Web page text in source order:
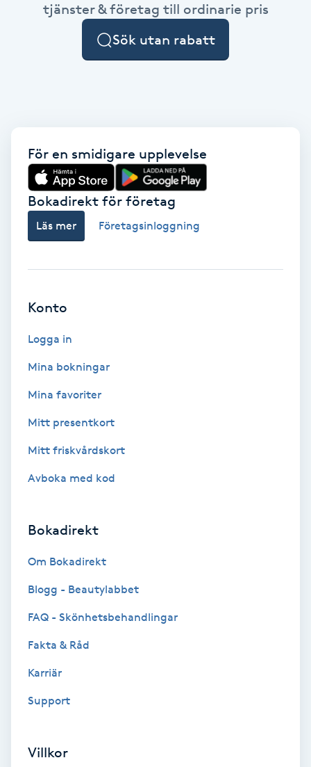
Gellack med förstärkning
Gravidmassage
Gua Sha-massage
Hatha Yoga
Headspa
Healing
Herrklippning
Hollywood Peel
Hudvård
Hyperhidros
tjänster & företag till ordinarie pris
Sök utan rabatt
För en smidigare upplevelse
Bokadirekt för företag
Läs mer Företagsinloggning
Konto
Logga in
Mina bokningar
Mina favoriter
Mitt presentkort
Mitt friskvårdskort
Avboka med kod
Bokadirekt
Om Bokadirekt
Blogg - Beautylabbet
FAQ - Skönhetsbehandlingar
Fakta & Råd
Karriär
Support
Villkor